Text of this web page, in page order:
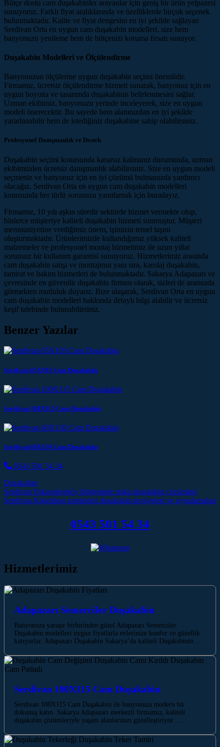
Bütçe dostu cam duşakabinler arayanlar için geniş bir ürün yelpazesi
sunuyoruz. Farklı fiyat aralıklarında ve özelliklerde birçok seçenek
bulunmaktadır. Kalite ve fiyat dengesini en iyi şekilde sağlayan
Serdivan Orta en uygun cam duşakabin modelleri, size hem
banyonuzu yenileme hem de bütçenizi koruma fırsatı sunuyor.
Duşakabin Modelleri ve Ölçülendirme
Banyonuzun ölçülerine uygun duşakabin seçimi önemlidir.
Firmamız, ücretsiz ölçülendirme hizmeti sunarak, banyonuz için en
uygun boyutta ve tasarımda duşakabinin belirlenmesini sağlar.
Uzman ekibimiz, banyonuzu yerinde inceleyerek, size en uygun
modeli önerecektir. Bu sayede hem alanınızdan en iyi şekilde
yararlanabilir hem de istediğiniz duşakabine sahip olabilirsiniz.
Profesyonel Danışmanlık ve Destek
Duşakabin seçimi konusunda kararsız kalmanız durumunda, uzman
ekibimizden ücretsiz danışmanlık alabilirsiniz. Size en uygun modeli
seçmeniz ve banyonuz için en iyi çözümü bulmanızda yardımcı
olacağız. Serdivan Orta en uygun cam duşakabin modelleri
konusunda her türlü sorunuzu yanıtlamak için buradayız.
Firmamız, 10 yılı aşkın süredir sektörde hizmet vermekte olup,
binlerce müşteriye kaliteli duşakabin hizmeti sunmuştur. Müşteri
memnuniyetine verdiğimiz önem, işimizin temel taşını
oluşturmaktadır. Ürünlerimizde kullandığımız yüksek kaliteli
malzemeler ve profesyonel montaj hizmetimiz ile uzun yıllar
sorunsuz bir kullanım garantisi sunuyoruz. Hizmetlerimiz arasında
cam duşakabin satışı ve montajının yanı sıra, karolaj duşakabin,
tamirat ve bakım hizmetleri de bulunmaktadır. Sakarya Adapazarı ve
çevresinde en güvenilir duşakabin firması olarak, sizleri de aramızda
görmekten mutluluk duyarız. Bize ulaşarak, Serdivan Orta en uygun
cam duşakabin modelleri hakkında detaylı bilgi alabilir ve ücretsiz
keşif talebinde bulunabilirsiniz.
Benzer Yazılar
Serdivan 65X105 Cam Duşakabin
Serdivan 100X115 Cam Duşakabin
Serdivan 60X130 Cam Duşakabin
0543 501 54 34
Duşakabin
Post navigation
Serdivan Yukarıdereköy bölgesinde mika duşakabin çözümleri
Serdivan Köprübaşı zeminden duşakabin tavsiyeleri ve uygulamaları
0543 501 54 34
Hizmetlerimiz
Adapazarı Semerciler Duşakabin
Banyonuza yaraşır birbirinden güzel Adapazarı Semerciler
Duşakabin modelleri uygun fiyatlarla evlerinize konfor ve güzellik
katıyorlar. Adapazarı Duşakabin Sakarya’da kaliteli Duşakabinin…
Serdivan 100X115 Cam Duşakabin
Serdivan 100X115 Cam Duşakabin ile banyonuza modern bir
dokunuş katın. Sakarya Adapazarı merkezli firmamız, kaliteli
duşakabin çözümleriyle yaşam alanlarınızı güzelleştiriyor.…